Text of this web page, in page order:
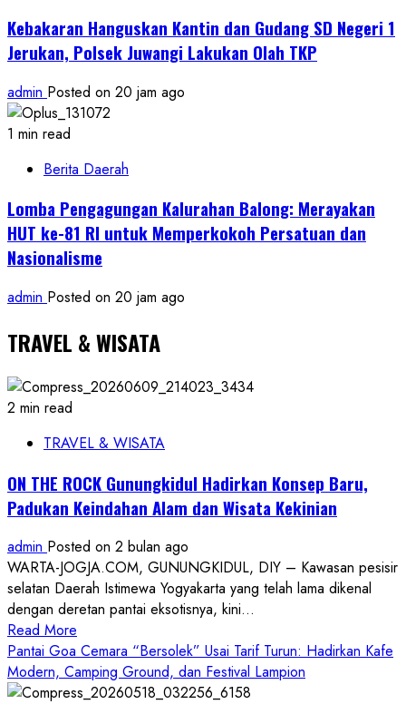
Kebakaran Hanguskan Kantin dan Gudang SD Negeri 1
Jerukan, Polsek Juwangi Lakukan Olah TKP
admin Posted on 20 jam ago
1 min read
Berita Daerah
Lomba Pengagungan Kalurahan Balong: Merayakan
HUT ke-81 RI untuk Memperkokoh Persatuan dan
Nasionalisme
admin Posted on 20 jam ago
TRAVEL & WISATA
2 min read
TRAVEL & WISATA
ON THE ROCK Gunungkidul Hadirkan Konsep Baru,
Padukan Keindahan Alam dan Wisata Kekinian
admin Posted on 2 bulan ago
WARTA-JOGJA.COM, GUNUNGKIDUL, DIY – Kawasan pesisir
selatan Daerah Istimewa Yogyakarta yang telah lama dikenal
dengan deretan pantai eksotisnya, kini...
Read More
more
about
ON
Pantai Goa Cemara “Bersolek” Usai Tarif Turun: Hadirkan Kafe
Modern, Camping Ground, dan Festival Lampion